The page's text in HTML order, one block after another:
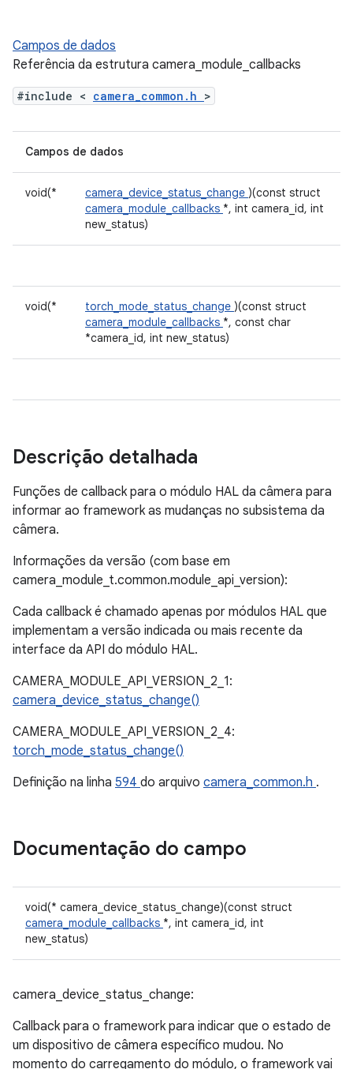
Campos de dados
Referência da estrutura camera_module_callbacks
#include < camera_common.h >
Campos de dados
void(* camera_device_status_change )(const struct
camera_module_callbacks *, int camera_id, int
new_status)
void(* torch_mode_status_change )(const struct
camera_module_callbacks *, const char
*camera_id, int new_status)
Descrição detalhada
Funções de callback para o módulo HAL da câmera para
informar ao framework as mudanças no subsistema da
câmera.
Informações da versão (com base em
camera_module_t.common.module_api_version):
Cada callback é chamado apenas por módulos HAL que
implementam a versão indicada ou mais recente da
interface da API do módulo HAL.
CAMERA_MODULE_API_VERSION_2_1:
camera_device_status_change()
CAMERA_MODULE_API_VERSION_2_4:
torch_mode_status_change()
Definição na linha 594 do arquivo camera_common.h .
Documentação do campo
void(* camera_device_status_change)(const struct
camera_module_callbacks *, int camera_id, int
new_status)
camera_device_status_change:
Callback para o framework para indicar que o estado de
um dispositivo de câmera específico mudou. No
momento do carregamento do módulo, o framework vai